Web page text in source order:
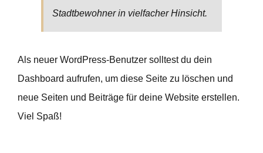
Stadtbewohner in vielfacher Hinsicht.
Als neuer WordPress-Benutzer solltest du dein
Dashboard aufrufen, um diese Seite zu löschen und
neue Seiten und Beiträge für deine Website erstellen.
Viel Spaß!